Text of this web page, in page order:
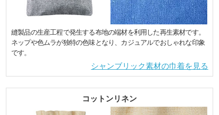
縫製品の生産工程で発生する布地の端材を利用した再生素材です。
ネップや色ムラが独特の色味となり、カジュアルでおしゃれな印象
です。
シャンブリック素材の巾着を見る
コットンリネン